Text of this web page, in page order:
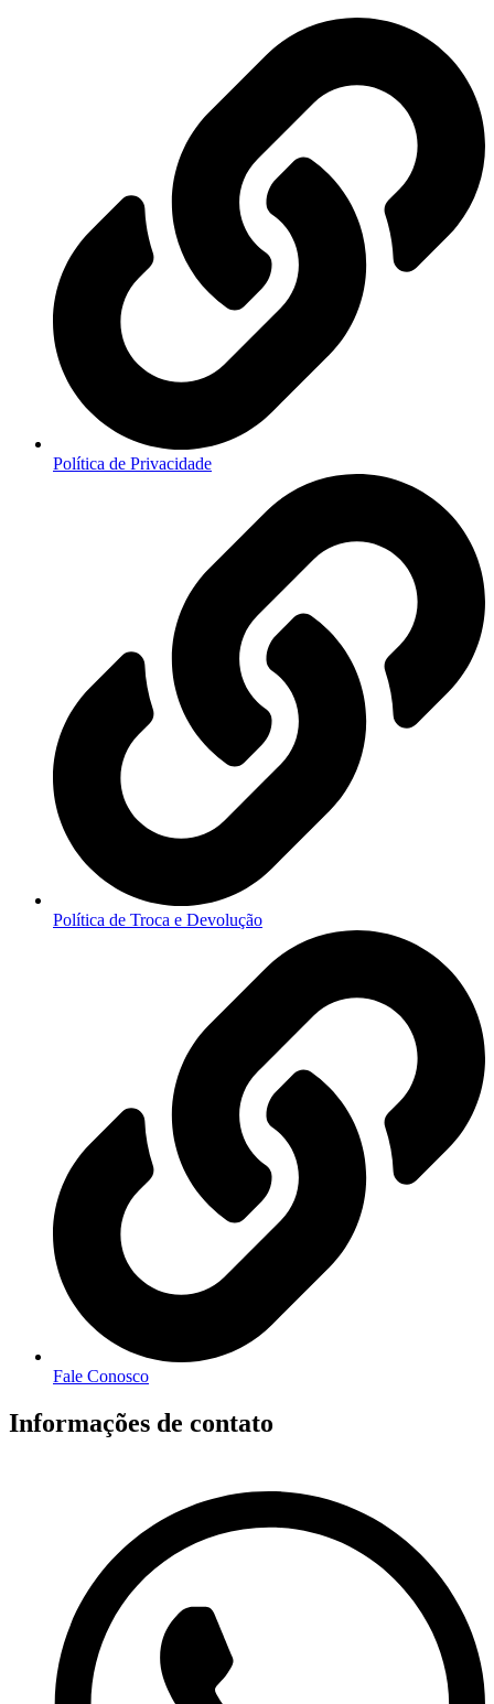
Política de Privacidade
Política de Troca e Devolução
Fale Conosco
Informações de contato